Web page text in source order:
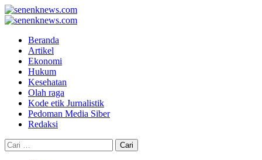
Skip
to
Primary
Beranda
Artikel
Ekonomi
Hukum
Kesehatan
Olah raga
Kode etik Jurnalistik
Pedoman Media Siber
Redaksi
Cari
untuk: